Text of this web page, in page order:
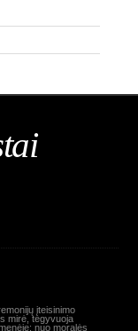
įteisinimo
mirė, tegyvuoja
nuo moralės